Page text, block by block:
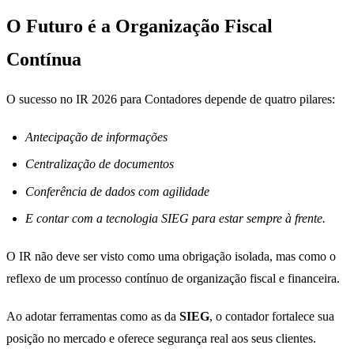
O Futuro é a Organização Fiscal
Contínua
O sucesso no IR 2026 para Contadores depende de quatro pilares:
Antecipação de informações
Centralização de documentos
Conferência de dados com agilidade
E contar com a tecnologia SIEG para estar sempre à frente.
O IR não deve ser visto como uma obrigação isolada, mas como o
reflexo de um processo contínuo de organização fiscal e financeira.
Ao adotar ferramentas como as da SIEG, o contador fortalece sua
posição no mercado e oferece segurança real aos seus clientes.